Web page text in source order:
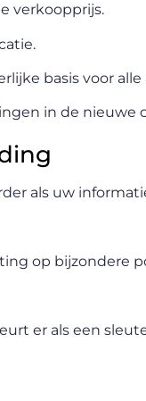
verkoopprijs.
basis voor
in de nieuwe
als uw
op bijzondere
er als een